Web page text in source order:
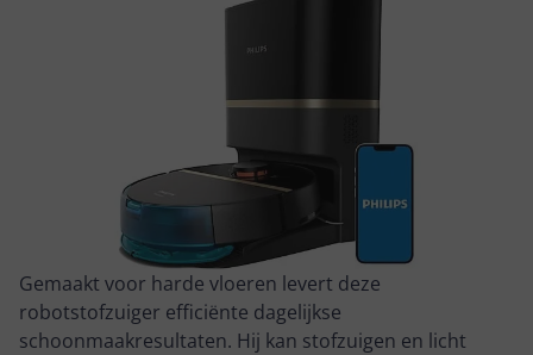
Gemaakt voor harde vloeren levert deze
robotstofzuiger efficiënte dagelijkse
schoonmaakresultaten. Hij kan stofzuigen en licht